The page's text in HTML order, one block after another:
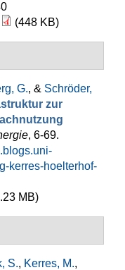
(448 KB)
G., & Schröder,
zur
, 6-69.
kerres-hoelterhof-
MB)
S., Kerres, M.,